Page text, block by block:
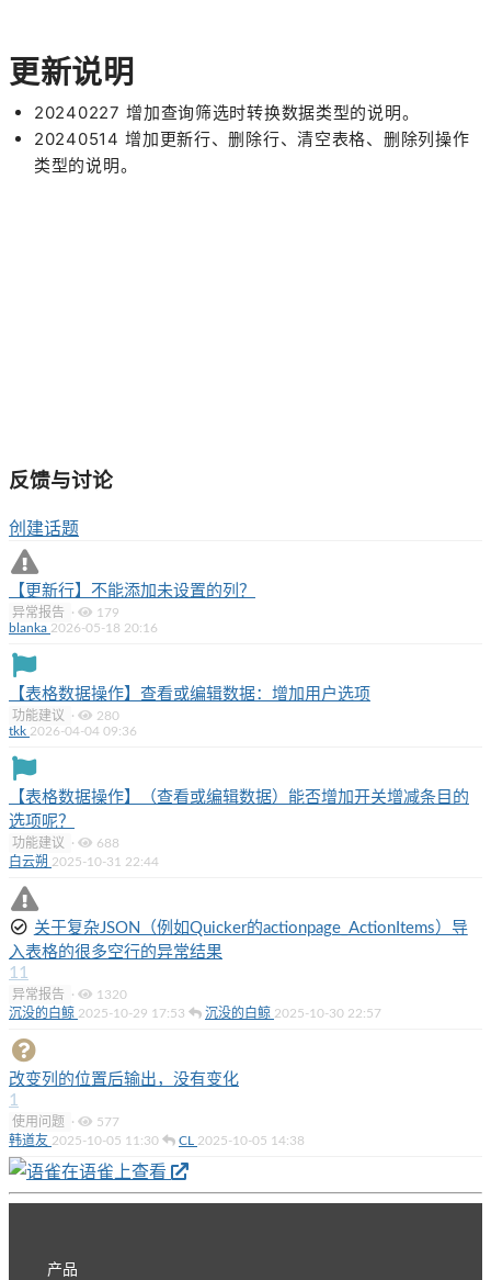
更新说明
20240227 增加查询筛选时转换数据类型的说明。
20240514 增加更新行、删除行、清空表格、删除列操作
类型的说明。
反馈与讨论
创建话题
【更新行】不能添加未设置的列？
异常报告 ·
179
blanka 2026-05-18 20:16
【表格数据操作】查看或编辑数据：增加用户选项
功能建议 ·
280
tkk 2026-04-04 09:36
【表格数据操作】（查看或编辑数据）能否增加开关增减条目的
选项呢？
功能建议 ·
688
白云朔 2025-10-31 22:44
关于复杂JSON（例如Quicker的actionpage_ActionItems）导
入表格的很多空行的异常结果
11
异常报告 ·
1320
沉没的白鲸 2025-10-29 17:53 沉没的白鲸 2025-10-30 22:57
改变列的位置后输出，没有变化
1
使用问题 ·
577
韩道友 2025-10-05 11:30 CL 2025-10-05 14:38
在语雀上查看
产品